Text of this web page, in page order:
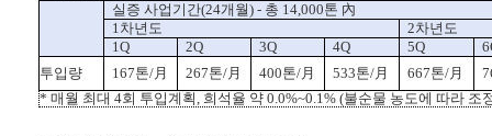
실증 사업기간(24개월) - 총 14,000톤 內
1차년도 2차년도
1Q
2Q 3Q 4Q 5Q
투입량
167톤/月 267톤/月 400톤/月 533톤/月 667톤/月
* 매월 최대 4회 투입계획, 희석율 약 0.0%~0.1% (불순물 농도에 따라 조